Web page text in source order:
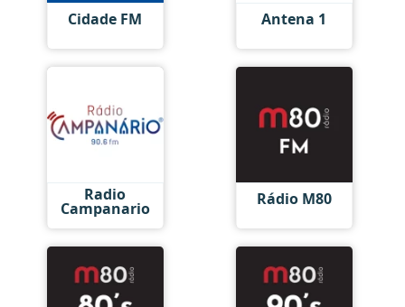
Cidade FM Antena 1
Radio
Campanario Rádio M80